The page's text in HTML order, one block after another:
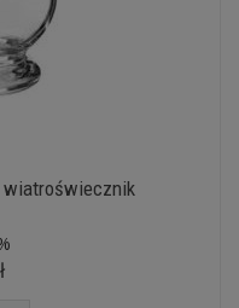
wiatroświecznik